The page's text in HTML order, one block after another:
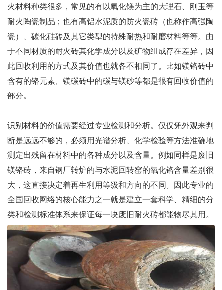
火材料种类很多，常见的有以氧化镁为主的大理石、刚玉等
耐火陶瓷制品；也有高铝水泥质的防火瓷砖（也称作高强陶
瓷）、碳化硅砖及其它类型的特殊耐热和耐磨材料等等。由
于不同材质的耐火砖其化学成分以及矿物组成存在差异，因
此回收利用的方式及其价值也就各不相同了。比如镁铬砖中
含有的铬元素、镁碳砖中的碳与镁砂等都是很有回收价值的
部分。
识别材料的价值需要经过专业检测和分析。仅仅凭外观来判
断是远远不够的，必须用光谱分析、化学检验等方法准确地
测定出残留在材料中的各种成分以及含量。例如同样是废旧
镁铬砖，来自钢厂转炉的与水泥回转窑的氧化铬含量差别很
大，这直接决定着再生利用等级和方向的不同。因此专业的
全国回收网络的核心能力之一就是建立一套科学、精细的分
类和检测标准体系来保证每一块废旧耐火砖都能物尽其用。